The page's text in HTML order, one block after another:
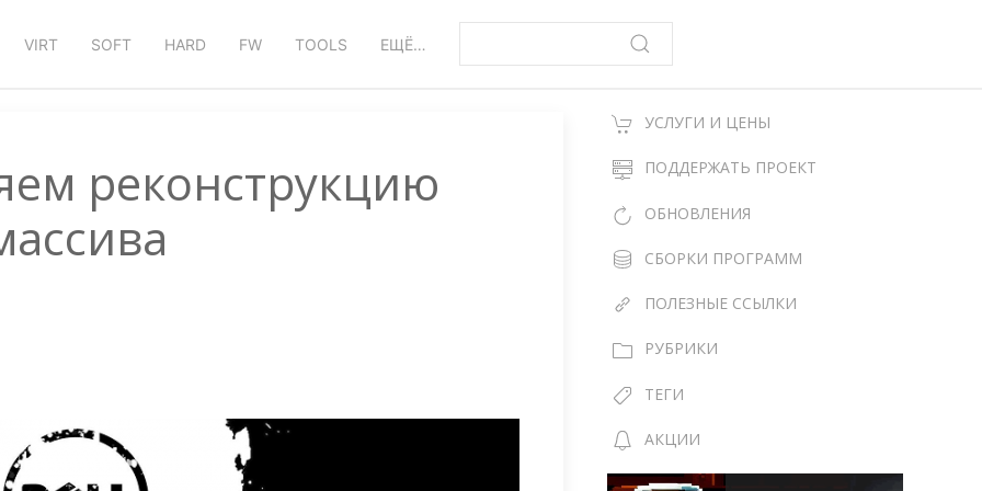
VIRT SOFT HARD FW TOOLS ЕЩЁ…
реконструкцию
УСЛУГИ И ЦЕНЫ
ПОДДЕРЖАТЬ ПРОЕКТ
ОБНОВЛЕНИЯ
СБОРКИ ПРОГРАММ
ПОЛЕЗНЫЕ ССЫЛКИ
РУБРИКИ
ТЕГИ
АКЦИИ